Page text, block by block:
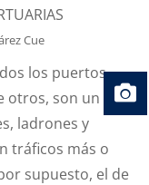
Cue
los puertos,
otros, son un nido
ladrones y
tráficos más o
supuesto, el de